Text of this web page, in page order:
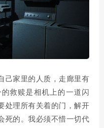
己家里的人质，走廊里有
救赎是相机上的一道闪
处理所有关着的门，解开
死的。我必须不惜一切代